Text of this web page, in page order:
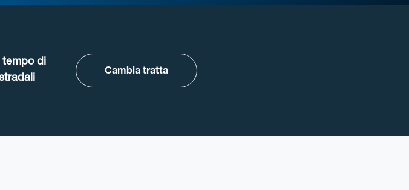
tempo di
Cambia tratta